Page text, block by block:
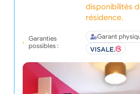
disponibilités
résidence.
Garanties
possibles :
Garant